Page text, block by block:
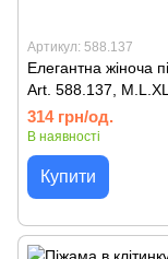
Артикул: 588.137
Елегантна жіноча
Art. 588.137,
314 грн/од.
В наявності
Купити